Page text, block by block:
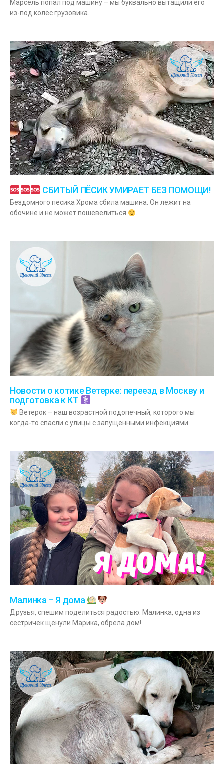
Марсель попал под машину – мы буквально вытащили его
из-под колёс грузовика.
СБИТЫЙ ПЁСИК УМИРАЕТ БЕЗ ПОМОЩИ!
Бездомного песика Хрома сбила машина. Он лежит на
обочине и не может пошевелиться
.
Новости о котике Ветерке: переезд в Москву и
подготовка к КТ
Ветерок – наш возрастной подопечный, которого мы
когда-то спасли с улицы с запущенными инфекциями.
Малинка – Я дома
Друзья, спешим поделиться радостью: Малинка, одна из
сестричек щенули Марика, обрела дом!